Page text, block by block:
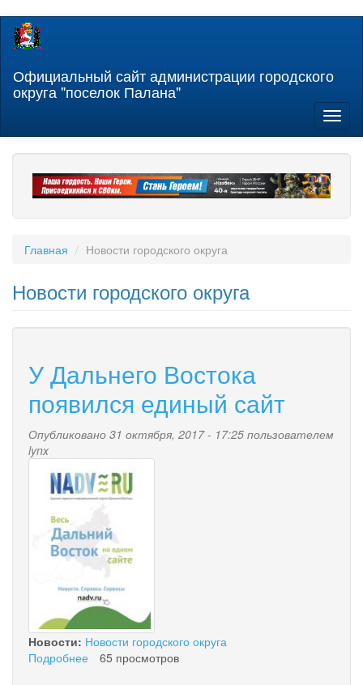
Перейти
содержанию
Официальный сайт администрации городского
округа "поселок Палана"
Главная Новости городского округа
Новости городского округа
У Дальнего Востока
появился единый сайт
Опубликовано 31 октября, 2017 - 17:25 пользователем
lynx
ban_nadvru2.jpg
Новости: Новости городского округа
Подробнее
65 просмотров